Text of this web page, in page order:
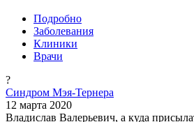
Подробно
Заболевания
Клиники
Врачи
?
Синдром Мэя-Тернера
12 марта 2020
Владислав Валерьевич, а куда